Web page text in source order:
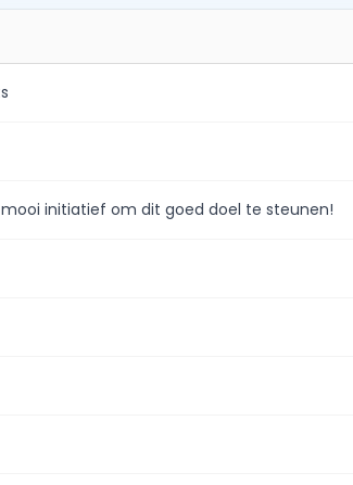
initiatief om dit goed doel te steunen!